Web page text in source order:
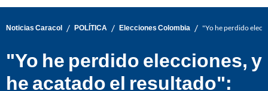
Noticias Caracol / POLÍTICA / Elecciones Colombia / "Yo he perdido
"Yo he perdido elecciones, y
he acatado el resultado":